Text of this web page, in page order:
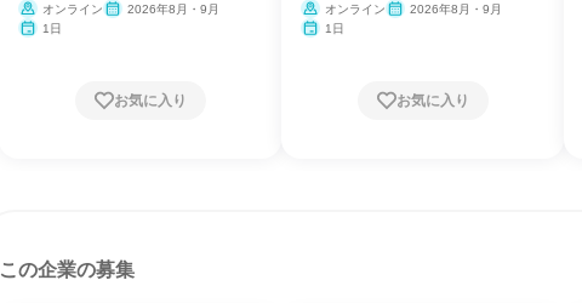
る
オンライン
2026年8月・9月
1日
お気に入り
る
オンライン
2026年8月・9月
1日
お気に入り
この企業の募集